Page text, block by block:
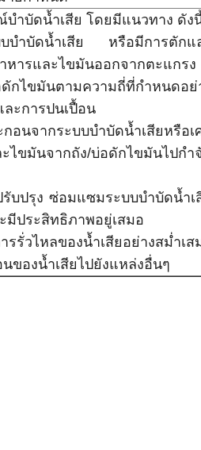
บำบัดน้ำเสีย โดยมีแนวทาง ดัง
ำบัดน้ำเสีย หรือมีการตักแ
หารและไขมันออกจากตะแกรง
ขมันตามความถี่ที่กำหนดอย่
ะการปนเปื้อน
นจากระบบบำบัดน้ำเสียหรือเ
มันจากถัง/บ่อดักไขมันไปกำ
บปรุง ซ่อมแซมระบบบำบัดน้ำเ
มีประสิทธิภาพอยู่เสมอ
รั่วไหลของน้ำเสียอย่างสม่ำเส
ของน้ำเสียไปยังแหล่งอื่นๆ